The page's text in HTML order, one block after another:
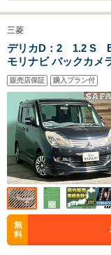
三菱
デリカD：2 1.2 S
モリナビ バックカメ
タート
販売店保証 購入プラン付
無
料